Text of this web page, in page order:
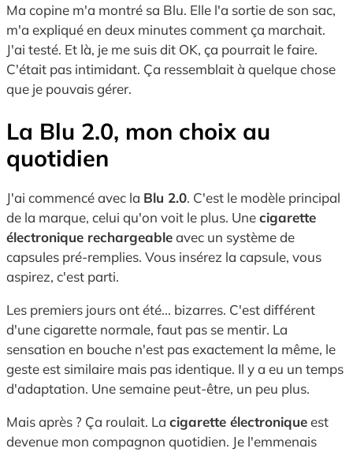
Ma copine m'a montré sa Blu. Elle l'a sortie de son sac,
m'a expliqué en deux minutes comment ça marchait.
J'ai testé. Et là, je me suis dit OK, ça pourrait le faire.
C'était pas intimidant. Ça ressemblait à quelque chose
que je pouvais gérer.
La Blu 2.0, mon choix au
quotidien
J'ai commencé avec la Blu 2.0. C'est le modèle principal
de la marque, celui qu'on voit le plus. Unecigarette
électronique rechargeableavec un système de
capsules pré-remplies. Vous insérez la capsule, vous
aspirez, c'est parti.
Les premiers jours ont été... bizarres. C'est différent
d'une cigarette normale, faut pas se mentir. La
sensation en bouche n'est pas exactement la même, le
geste est similaire mais pas identique. Il y a eu un temps
d'adaptation. Une semaine peut-être, un peu plus.
Mais après ? Ça roulait. La cigarette électroniqueest
devenue mon compagnon quotidien. Je l'emmenais